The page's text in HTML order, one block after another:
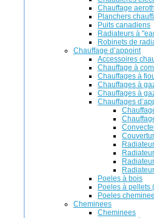
Chauffage
Planchers
Puits canadiens
Radiateurs à
Robinets de
Chauffage d’appoint
Accessoires
Chauffage à
Chauffages à
Chauffages à
Chauffages à
Chauffages
Poeles à bois
Poeles à pellets
Poeles
Cheminees
Cheminees